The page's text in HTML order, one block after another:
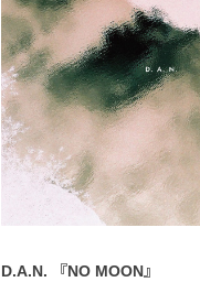
D.A.N. 『NO MOON』